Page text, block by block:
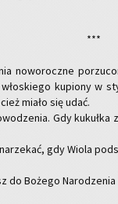
***
no­wo­rocz­ne
ku­pio­ny w
miało się udać.
Gdy
gdy Wiola
do Bo­że­go